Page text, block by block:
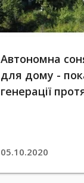
Автономна
для дому -
генерації
05.10.2020